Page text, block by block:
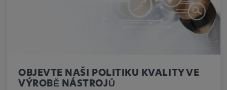
OBJEVTE NAŠI POLITIKU KVALITY VE
VÝROBĚ NÁSTROJŮ